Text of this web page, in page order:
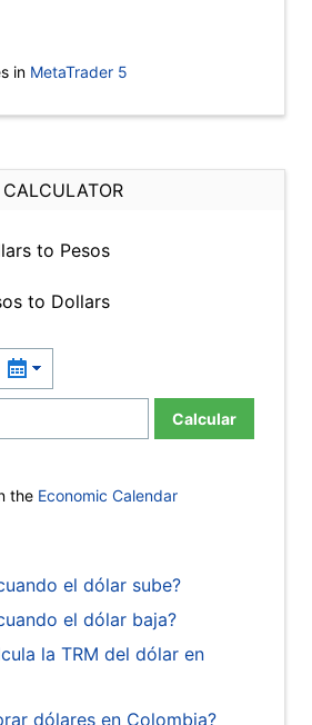
in MetaTrader 5
CALCULATOR
to Pesos
to Dollars
Calcular
the Economic Calendar
el dólar sube?
el dólar baja?
la TRM del dólar en
dólares en Colombia?